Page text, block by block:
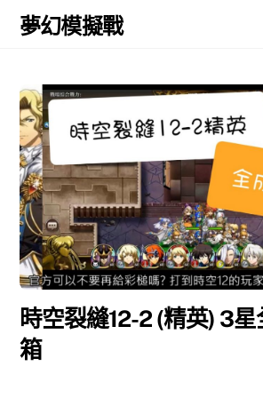
Skip
夢幻模擬戰
時空裂縫12-2 (精英) 3星
箱